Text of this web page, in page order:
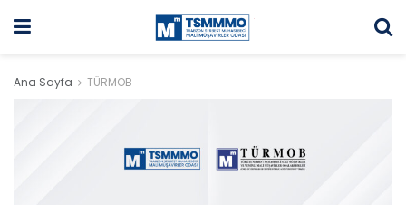
Ana Sayfa TÜRMOB